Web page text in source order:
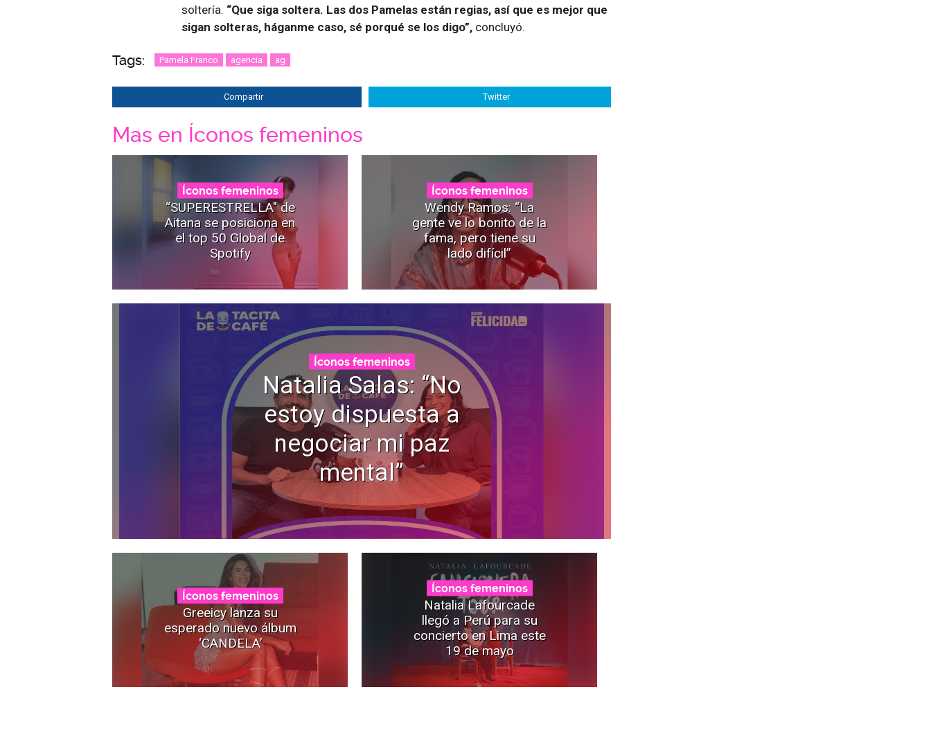
soltería. “Que siga soltera. Las dos Pamelas están regias, así que es mejor que
sigan solteras, háganme caso, sé porqué se los digo”, concluyó.
Tags: Pamela Franco agencia ag
Compartir Twitter
Mas en Íconos femeninos
Íconos femeninos
“SUPERESTRELLA" de
Aitana se posiciona en
el top 50 Global de
Spotify
Íconos femeninos
Wendy Ramos: “La
gente ve lo bonito de la
fama, pero tiene su
lado difícil”
Íconos femeninos
Natalia Salas: “No
estoy dispuesta a
negociar mi paz
mental”
Íconos femeninos
Greeicy lanza su
esperado nuevo álbum
‘CANDELA’
Íconos femeninos
Natalia Lafourcade
llegó a Perú para su
concierto en Lima este
19 de mayo